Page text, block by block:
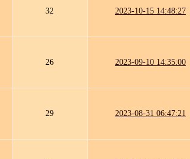
32 2023-10-15 14:48:27
26 2023-09-10 14:35:00
29 2023-08-31 06:47:21